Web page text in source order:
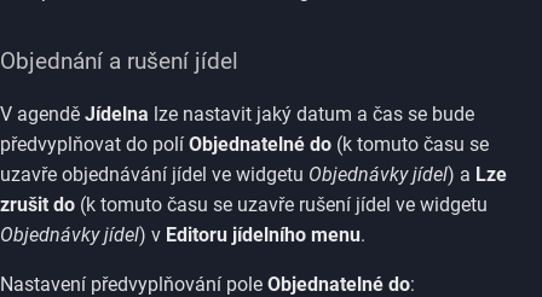
Objednání a rušení jídel
V agendě Jídelna lze nastavit jaký datum a čas se bude
předvyplňovat do polí Objednatelné do (k tomuto času se
uzavře objednávání jídel ve widgetu Objednávky jídel) a Lze
zrušit do (k tomuto času se uzavře rušení jídel ve widgetu
Objednávky jídel) v Editoru jídelního menu.
Nastavení předvyplňování pole Objednatelné do: